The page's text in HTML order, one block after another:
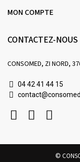
MON COMPTE
CONTACTEZ-NOUS
CONSOMED, ZI NORD,
04 42 41 44 15
©